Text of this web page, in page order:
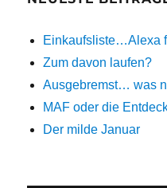
Einkaufsliste…Alexa
Zum davon laufen?
Ausgebremst… was
MAF oder die
Der milde Januar